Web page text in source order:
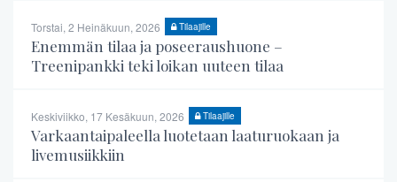
Torstai, 2 Heinäkuun, 2026 Tilaajille
Enemmän tilaa ja poseeraushuone –
Treenipankki teki loikan uuteen tilaa
Keskiviikko, 17 Kesäkuun, 2026 Tilaajille
Varkaantaipaleella luotetaan laaturuokaan ja
livemusiikkiin